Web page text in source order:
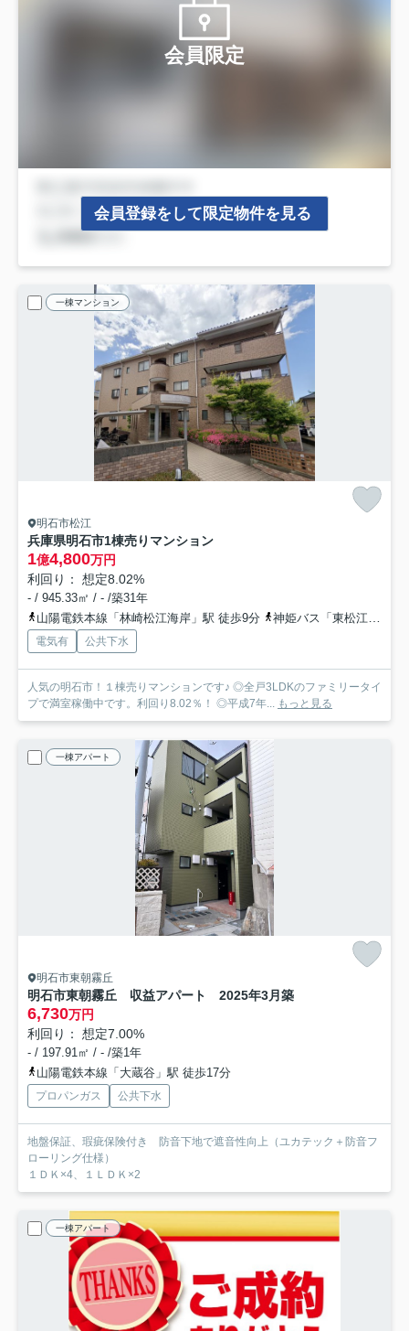
会員限定
会員登録をして限定物件を見る
一棟マンション
明石市松江
兵庫県明石市1棟売りマンション
1億4,800万円
利回り： 想定8.02%
- / 945.33㎡ / - /築31年
山陽電鉄本線「林崎松江海岸」駅 徒歩9分
神姫バス「東松江（バス）」バス停下車 徒歩3分
電気有 公共下水
人気の明石市！１棟売りマンションです♪ ◎全戸3LDKのファミリータイ
プで満室稼働中です。利回り8.02％！ ◎平成7年...
もっと見る
一棟アパート
明石市東朝霧丘
明石市東朝霧丘 収益アパート 2025年3月築
6,730万円
利回り： 想定7.00%
- / 197.91㎡ / - /築1年
山陽電鉄本線「大蔵谷」駅 徒歩17分
プロパンガス 公共下水
地盤保証、瑕疵保険付き 防音下地で遮音性向上（ユカテック＋防音フ
ローリング仕様）
１ＤＫ×4、１ＬＤＫ×2
一棟アパート